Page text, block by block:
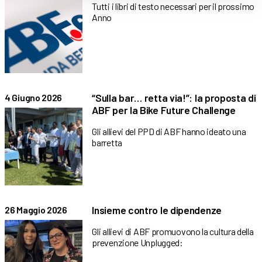
Tutti i libri di testo necessari per il prossimo
Anno
4 Giugno 2026
“Sulla bar… retta via!”: la proposta di
ABF per la Bike Future Challenge
Gli allievi del PPD di ABF hanno ideato una
barretta
26 Maggio 2026 Insieme contro le dipendenze
Gli allievi di ABF promuovono la cultura della
prevenzione Unplugged: